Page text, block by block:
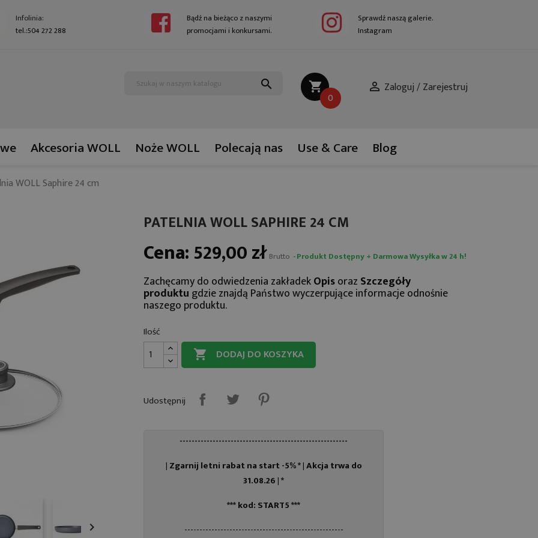
Infolinia:
tel.:504 272 288
Bądź na bieżąco z naszymi
promocjami i konkursami.
Sprawdź naszą galerie.
Instagram
search shopping_cart
0

Akcesoria WOLL Noże WOLL Polecają nas Use & Care Blog
WOLL Saphire 24 cm

PATELNIA WOLL SAPHIRE 24 CM
Cena:529,00 zł Brutto Produkt Dostępny + Darmowa Wysyłka w 24 h!
Zachęcamy do odwiedzenia zakładekOpisoraz Szczegóły
produktu gdzie znajdą Państwo wyczerpujące informacje odnośnie
naszego produktu.
Ilość
 DODAJ DO KOSZYKA
Udostępnij
--------------------------------------------------------
| Zgarnij letni rabat na start -5% * |Akcja trwa do
31.08.26 | *
*** kod: START5 ***
-----------------------------------------------------